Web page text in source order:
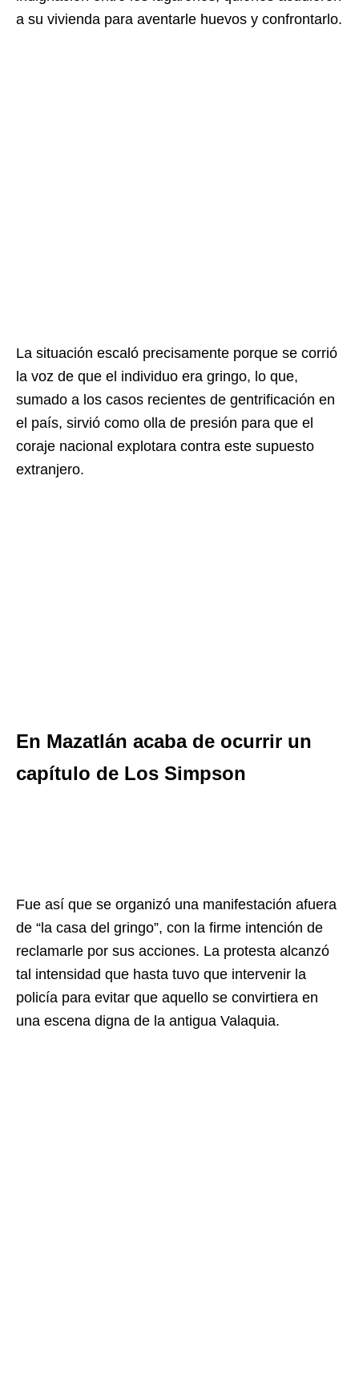
a su vivienda para aventarle huevos y confrontarlo.
La situación escaló precisamente porque se corrió
la voz de que el individuo era gringo, lo que,
sumado a los casos recientes de gentrificación en
el país, sirvió como olla de presión para que el
coraje nacional explotara contra este supuesto
extranjero.
En Mazatlán acaba de ocurrir un
capítulo de Los Simpson
Fue así que se organizó una manifestación afuera
de “la casa del gringo”, con la firme intención de
reclamarle por sus acciones. La protesta alcanzó
tal intensidad que hasta tuvo que intervenir la
policía para evitar que aquello se convirtiera en
una escena digna de la antigua Valaquia.